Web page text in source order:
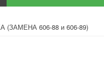
606-88 и 606-89)